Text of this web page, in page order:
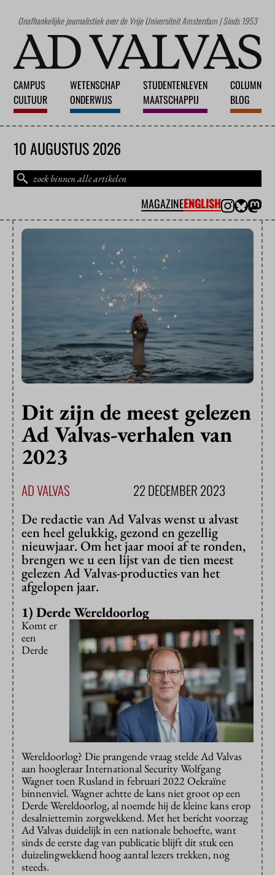
Onafhankelijke journalistiek over de Vrije Universiteit Amsterdam | Sinds 1953
CAMPUS
CULTUUR
WETENSCHAP
ONDERWIJS
STUDENTENLEVEN
MAATSCHAPPIJ
COLUMN
BLOG
10 AUGUSTUS 2026
MAGAZINEENGLISH
Dit zijn de meest gelezen
Ad Valvas-verhalen van
2023
AD VALVAS 22 DECEMBER 2023
De redactie van Ad Valvas wenst u alvast
een heel gelukkig, gezond en gezellig
nieuwjaar. Om het jaar mooi af te ronden,
brengen we u een lijst van de tien meest
gelezen Ad Valvas-producties van het
afgelopen jaar.
1) Derde Wereldoorlog
Komt er
een
Derde
Wereldoorlog? Die prangende vraag stelde Ad Valvas
aan hoogleraar International Security Wolfgang
Wagner toen Rusland in februari 2022 Oekraïne
binnenviel. Wagner achtte de kans niet groot op een
Derde Wereldoorlog, al noemde hij de kleine kans erop
desalniettemin zorgwekkend. Met het bericht voorzag
Ad Valvas duidelijk in een nationale behoefte, want
sinds de eerste dag van publicatie blijft dit stuk een
duizelingwekkend hoog aantal lezers trekken, nog
steeds.